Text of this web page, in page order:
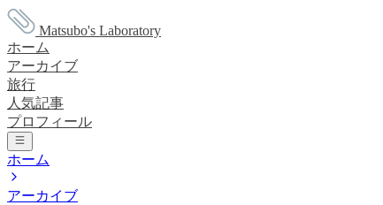
Matsubo's Laboratory
ホーム
アーカイブ
旅行
人気記事
プロフィール
ホーム
アーカイブ